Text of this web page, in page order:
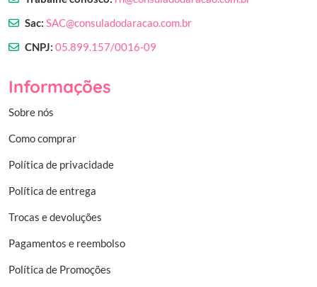
Sac: SAC@consuladodaracao.com.br
CNPJ: 05.899.157/0016-09
Informações
Sobre nós
Como comprar
Política de privacidade
Política de entrega
Trocas e devoluções
Pagamentos e reembolso
Política de Promoções